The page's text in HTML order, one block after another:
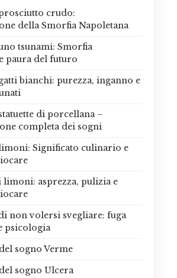
crudo:
della Smorfia Napoletana
tsunami: Smorfia
paura del futuro
bianchi: purezza, inganno e
di porcellana –
completa dei sogni
Significato culinario e
limoni: asprezza, pulizia e
non volersi svegliare: fuga
psicologia
sogno Verme
sogno Ulcera